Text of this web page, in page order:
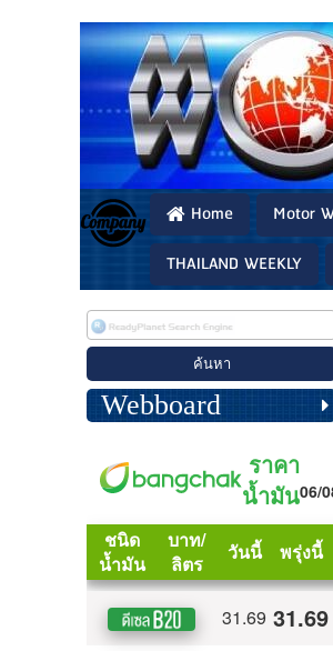
Home Motor
THAILAND WEEKLY
Webboard